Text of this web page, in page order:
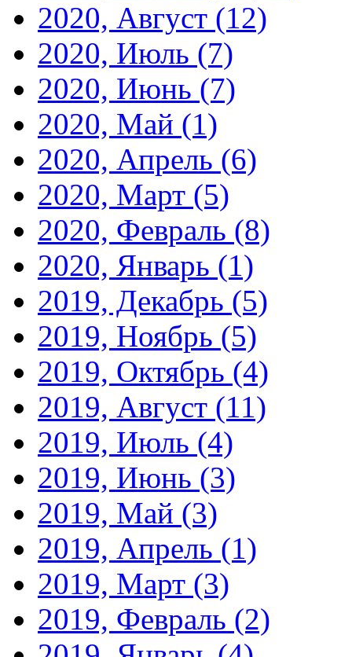
2020, Август (12)
2020, Июль (7)
2020, Июнь (7)
2020, Май (1)
2020, Апрель (6)
2020, Март (5)
2020, Февраль (8)
2020, Январь (1)
2019, Декабрь (5)
2019, Ноябрь (5)
2019, Октябрь (4)
2019, Август (11)
2019, Июль (4)
2019, Июнь (3)
2019, Май (3)
2019, Апрель (1)
2019, Март (3)
2019, Февраль (2)